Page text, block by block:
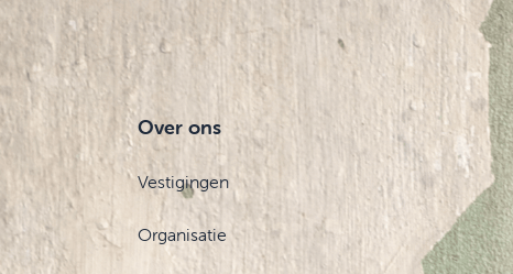
Over ons
Vestigingen
Organisatie